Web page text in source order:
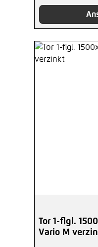
Tor 1-flgl.
Vario M